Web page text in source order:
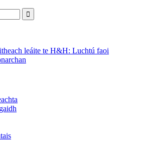
leáite te H&H: Luchtú faoi